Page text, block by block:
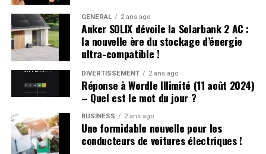
climat. »
générations précédentes, il peut s’avérer difficile
d’identifier une bonne affaire. Heureusement, notre
équipe d’experts apple scrute Internet tout au long de
l’année pour dénicher les meilleures offres sur le
MacBook pro ainsi que sur le MacBook Air qui présente
également plusieurs similitudes avec son homologue
pro.
Comparaison des Prix Actuels
Vous trouverez ci-dessous des tableaux comparatifs
GÉNÉRAL 2 ans ago
Anker SOLIX dévoile la Solarbank 2 AC :
la nouvelle ère du stockage d’énergie
ultra-compatible !
DIVERTISSEMENT 2 ans ago
Réponse à Wordle Illimité (11 août 2024)
– Quel est le mot du jour ?
BUSINESS 2 ans ago
Une formidable nouvelle pour les
conducteurs de voitures électriques !